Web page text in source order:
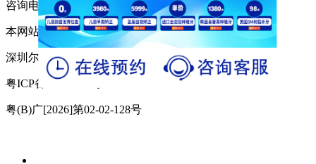
咨询电话：0755-29989525/（00852）4423 8860
本网站信息仅供参考，不能作为诊疗及医疗依据
深圳尔睦品牌连锁 版权所有
粤ICP备17086850号-2
粤(B)广[2026]第02-02-128号